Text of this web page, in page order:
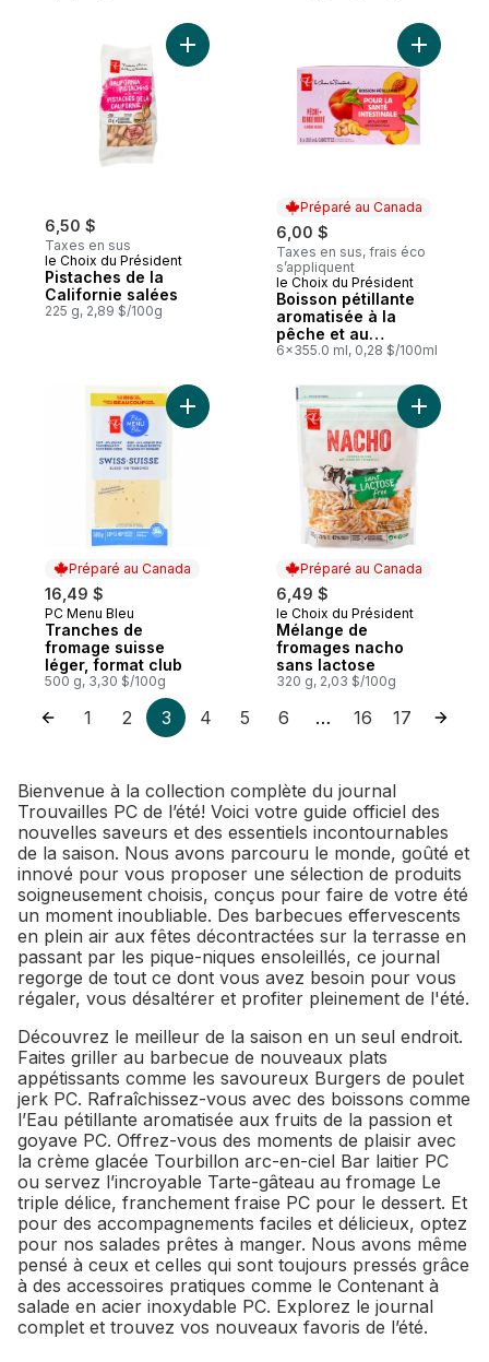
6,50 $
Taxes en sus
le Choix du Président
Pistaches de la
Californie salées
225 g, 2,89 $/100g
Ajouter Pistaches de la Californie salées
Préparé au Canada
6,00 $
Taxes en sus, frais éco
s’appliquent
Préparé au Canada
le Choix du Président
Boisson pétillante
aromatisée à la
pêche et au
gingembre avec
intestinale
6x355.0 ml, 0,28 $/100ml
Ajouter
Préparé au Canada
16,49 $
Préparé au Canada
PC Menu Bleu
Tranches de
fromage suisse
léger, format club
500 g, 3,30 $/100g
Ajouter Tranches de fromage suisse
Préparé au Canada
6,49 $
Préparé au Canada
le Choix du Président
Mélange de
fromages nacho
sans lactose
320 g, 2,03 $/100g
Ajouter
1 2 3 4 5 6 … 16 17
Bienvenue à la collection complète du journal
Trouvailles PC de l’été! Voici votre guide officiel des
nouvelles saveurs et des essentiels incontournables
de la saison. Nous avons parcouru le monde, goûté et
innové pour vous proposer une sélection de produits
soigneusement choisis, conçus pour faire de votre été
un moment inoubliable. Des barbecues effervescents
en plein air aux fêtes décontractées sur la terrasse en
passant par les pique-niques ensoleillés, ce journal
regorge de tout ce dont vous avez besoin pour vous
régaler, vous désaltérer et profiter pleinement de l'été.
Découvrez le meilleur de la saison en un seul endroit.
Faites griller au barbecue de nouveaux plats
appétissants comme les savoureux Burgers de poulet
jerk PC. Rafraîchissez-vous avec des boissons comme
l’Eau pétillante aromatisée aux fruits de la passion et
goyave PC. Offrez-vous des moments de plaisir avec
la crème glacée Tourbillon arc-en-ciel Bar laitier PC
ou servez l’incroyable Tarte-gâteau au fromage Le
triple délice, franchement fraise PC pour le dessert. Et
pour des accompagnements faciles et délicieux, optez
pour nos salades prêtes à manger. Nous avons même
pensé à ceux et celles qui sont toujours pressés grâce
à des accessoires pratiques comme le Contenant à
salade en acier inoxydable PC. Explorez le journal
complet et trouvez vos nouveaux favoris de l’été.